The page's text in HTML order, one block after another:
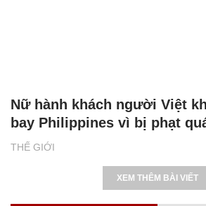
THẾ GIỚI
Nữ hành khách người Việt
bay Philippines vì bị phạt
XEM THÊM BÀI VIẾT